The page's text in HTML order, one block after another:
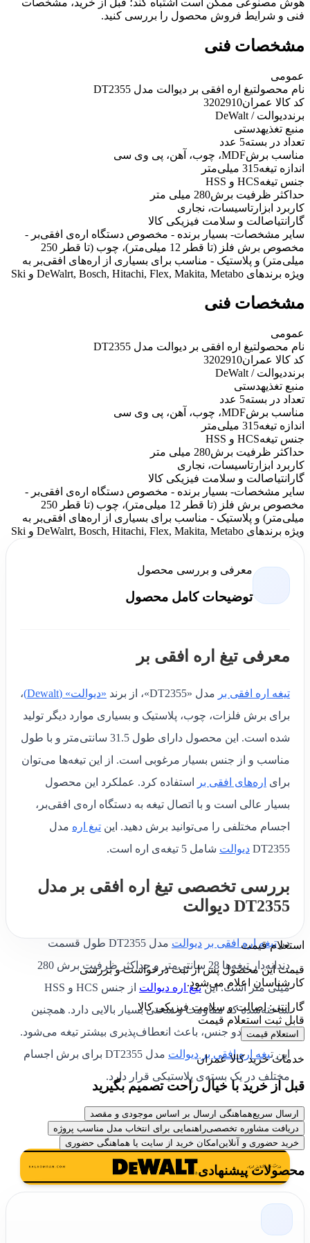
فنی و شرایط فروش محصول را بررسی کنید.
مشخصات فنی
عمومی
نام محصولتیغ اره افقی بر دیوالت مدل DT2355
کد کالا عمران3202910
برنددیوالت / DeWalt
منبع تغذیهدستی
تعداد در بسته5 عدد
مناسب برشMDF، چوب، آهن، پی وی سی
اندازه تیغه315 میلی‌متر
جنس تیغهHCS و HSS
حداکثر ظرفیت برش280 میلی متر
کاربرد ابزار تاسیسات، نجاری
گارانتیاصالت و سلامت فیزیکی کالا
سایر مشخصات- بسیار برنده - مخصوص دستگاه اره‌ی افقی‌بر -
مخصوص برش فلز (تا قطر 12 میلی‌متر)، چوب (تا قطر 250
میلی‌متر) و پلاستیک - مناسب برای بسیاری از اره‌های افقی‌بر به
ویژه برندهای DeWalrt, Bosch, Hitachi, Flex, Makita, Metabo و Ski
مشخصات فنی
عمومی
نام محصولتیغ اره افقی بر دیوالت مدل DT2355
کد کالا عمران3202910
برنددیوالت / DeWalt
منبع تغذیهدستی
تعداد در بسته5 عدد
مناسب برشMDF، چوب، آهن، پی وی سی
اندازه تیغه315 میلی‌متر
جنس تیغهHCS و HSS
حداکثر ظرفیت برش280 میلی متر
کاربرد ابزار تاسیسات، نجاری
گارانتیاصالت و سلامت فیزیکی کالا
سایر مشخصات- بسیار برنده - مخصوص دستگاه اره‌ی افقی‌بر -
مخصوص برش فلز (تا قطر 12 میلی‌متر)، چوب (تا قطر 250
میلی‌متر) و پلاستیک - مناسب برای بسیاری از اره‌های افقی‌بر به
ویژه برندهای DeWalrt, Bosch, Hitachi, Flex, Makita, Metabo و Ski
معرفی و بررسی محصول
توضیحات کامل محصول
معرفی تیغ اره افقی بر
تیغه اره افقی بر مدل «DT2355»، از برند «دیوالت» (Dewalt)
،
برای برش فلزات، چوب، پلاستیک و بسیاری موارد دیگر تولید
شده است. این محصول دارای طول 31.5 سانتی‌متر و
با طول
مناسب و از جنس بسیار مرغوبی است. از این تیغه‌ها می‌توان
برای اره‌های افقی بر
استفاده کرد. عملکرد این محصول
بسیار عالی است و با اتصال تیغه به دستگاه اره‌ی افقی‌بر،
اجسام مختلفی را می‌توانید برش دهید. این تیغ اره مدل
DT2355 دیوالت شامل 5 تیغه‌ی اره است.
بررسی تخصصی تیغ اره افقی بر مدل
DT2355 دیوالت
درتیغه اره افقی بر دیوالت مدل DT2355
طول قسمت
دندانه‌دار تیغه‌ها 28 سانتی‌متر
و
حداکثر ظرفیت برش 280
میلی متراست. اینتیغ اره دیوالت
از جنس HCS و HSS
ساخته‌شده که مقاومت و سختی بسیار بالایی دارد. همچنین
ترکیب این دو جنس، باعث انعطاف‌پذیری بیشتر تیغه می‌شود.
این تیغه اره افقی بر دیوالت
مدل DT2355 برای برش اجسام
مختلف در یک بسته‌ی پلاستیکی قرار دارد.
تنوع کامل تیغ اره افقی بر و نمایندگی
استعلام قیمت
قیمت این محصول پس از ثبت درخواست و بررسی
کارشناسان اعلام می‌شود.
گارانتی: اصالت و سلامت فیزیکی کالا
قابل ثبت استعلام قیمت
استعلام قیمت
خدمات خرید کالا عمران
قبل از خرید با خیال راحت تصمیم بگیرید
ارسال سریعهماهنگی ارسال بر اساس موجودی و مقصد
دریافت مشاوره تخصصیراهنمایی برای انتخاب مدل مناسب پروژه
خرید حضوری و آنلاین امکان خرید از سایت یا هماهنگی حضوری
محصولات پیشنهادی